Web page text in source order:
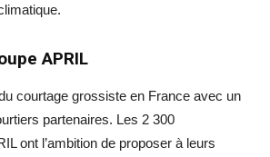
APRIL
courtage grossiste en France avec un
partenaires. Les 2 300
ont l’ambition de proposer à leurs